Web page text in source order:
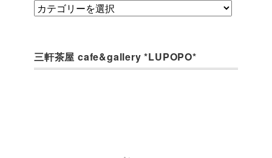
category
三軒茶屋 cafe&gallery *LUPOPO*